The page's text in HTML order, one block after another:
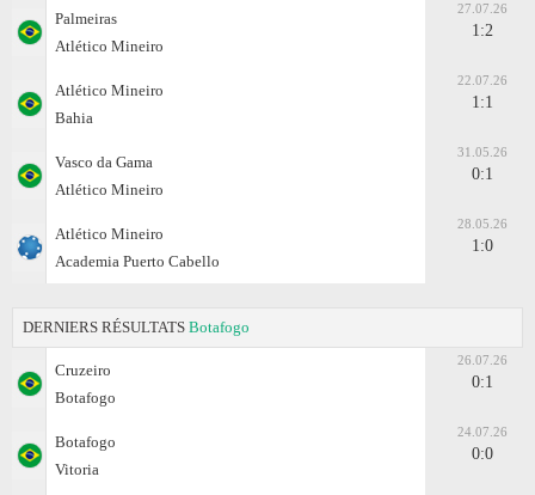
Palmeiras
Atlético Mineiro
27.07.26
1:2
Atlético Mineiro
Bahia
22.07.26
1:1
Vasco da Gama
Atlético Mineiro
31.05.26
0:1
Atlético Mineiro
Academia Puerto Cabello
28.05.26
1:0
DERNIERS RÉSULTATS Botafogo
Cruzeiro
Botafogo
26.07.26
0:1
Botafogo
Vitoria
24.07.26
0:0